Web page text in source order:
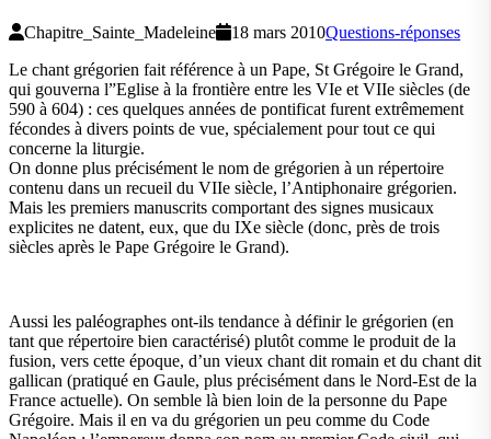
Chapitre_Sainte_Madeleine 18 mars 2010Questions-réponses
Le chant grégorien fait référence à un Pape, St Grégoire le Grand,
qui gouverna l”Eglise à la frontière entre les VIe et VIIe siècles (de
590 à 604) : ces quelques années de pontificat furent extrêmement
fécondes à divers points de vue, spécialement pour tout ce qui
concerne la liturgie.
On donne plus précisément le nom de grégorien à un répertoire
contenu dans un recueil du VIIe siècle, l’Antiphonaire grégorien.
Mais les premiers manuscrits comportant des signes musicaux
explicites ne datent, eux, que du IXe siècle (donc, près de trois
siècles après le Pape Grégoire le Grand).
Aussi les paléographes ont-ils tendance à définir le grégorien (en
tant que répertoire bien caractérisé) plutôt comme le produit de la
fusion, vers cette époque, d’un vieux chant dit romain et du chant dit
gallican (pratiqué en Gaule, plus précisément dans le Nord-Est de la
France actuelle). On semble là bien loin de la personne du Pape
Grégoire. Mais il en va du grégorien un peu comme du Code